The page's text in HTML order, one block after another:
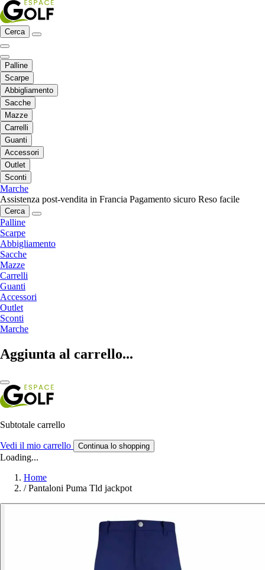
Cerca
Palline
Scarpe
Abbigliamento
Sacche
Mazze
Carrelli
Guanti
Accessori
Outlet
Sconti
Marche
Assistenza post-vendita in Francia Pagamento sicuro Reso facile
Cerca
Palline
Scarpe
Abbigliamento
Sacche
Mazze
Carrelli
Guanti
Accessori
Outlet
Sconti
Marche
Aggiunta al carrello...
Subtotale carrello
Vedi il mio carrello Continua lo shopping
Loading...
Home
/ Pantaloni Puma Tld jackpot